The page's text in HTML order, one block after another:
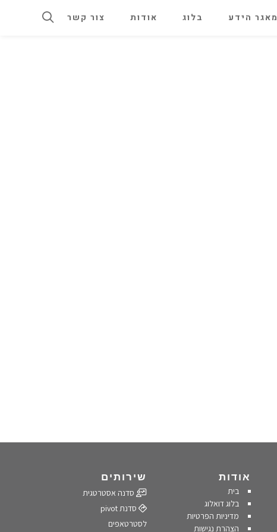
מאגר הידע בלוג אודות צור קשר
אודות
בית
בלוג דואלוג
מדיניות הפרטיות
הצהרת נגישות
שירותים
סדנה אסטרטגית
סדנת pivot
לסטרטאפים